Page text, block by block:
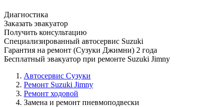
Диагностика
Заказать эвакуатор
Получить консультацию
Специализированный автосервис Suzuki
Гарантия на ремонт (Сузуки Джимни) 2 года
Бесплатный эвакуатор при ремонте Suzuki Jimny
Автосервис Сузуки
Ремонт Suzuki Jimny
Ремонт ходовой
Замена и ремонт пневмоподвески